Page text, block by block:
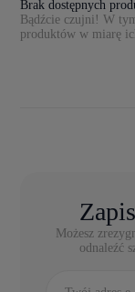
Brak dostępnych
Bądźcie czujni! W
produktów w miarę
Możesz
odnaleźć